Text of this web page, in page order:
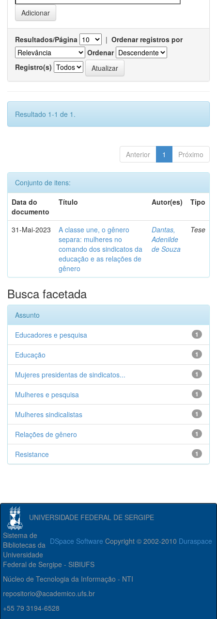
Resultados/Página | Ordenar registros por
Ordenar
Registro(s)
Resultado 1-1 de 1.
Anterior 1 Próximo
Conjunto de itens:
Data do
documento
Título Autor(es) Tipo
31-Mai-2023
A classe une, o gênero
separa: mulheres no
comando dos sindicatos da
educação e as relações de
gênero
Dantas,
Adenilde
de Souza
Tese
Busca facetada
Assunto
1
Educadores e pesquisa
1
Educação
1
Mujeres presidentas de sindicatos...
1
Mulheres e pesquisa
1
Mulheres sindicalistas
1
Relações de gênero
1
Resistance
UNIVERSIDADE FEDERAL DE SERGIPE
DSpace Software Copyright © 2002-2010 Duraspace
Sistema de
Bibliotecas da
Universidade
Federal de Sergipe - SIBIUFS
Núcleo de Tecnologia da Informação - NTI
repositorio@academico.ufs.br
+55 79 3194-6528